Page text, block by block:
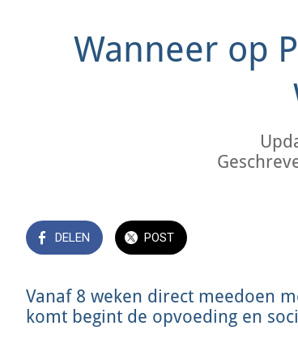
Wanneer op
DELEN POST
Vanaf 8 weken direct meedoen
komt begint de opvoeding en